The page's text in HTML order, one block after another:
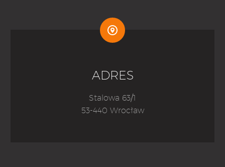


ADRES
Stalowa 63/1
53-440 Wrocław